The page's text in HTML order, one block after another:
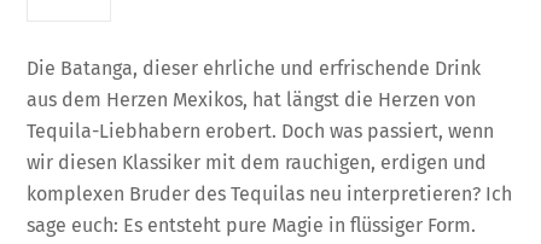
Die Batanga, dieser ehrliche und erfrischende Drink
aus dem Herzen Mexikos, hat längst die Herzen von
Tequila-Liebhabern erobert. Doch was passiert, wenn
wir diesen Klassiker mit dem rauchigen, erdigen und
komplexen Bruder des Tequilas neu interpretieren? Ich
sage euch: Es entsteht pure Magie in flüssiger Form.